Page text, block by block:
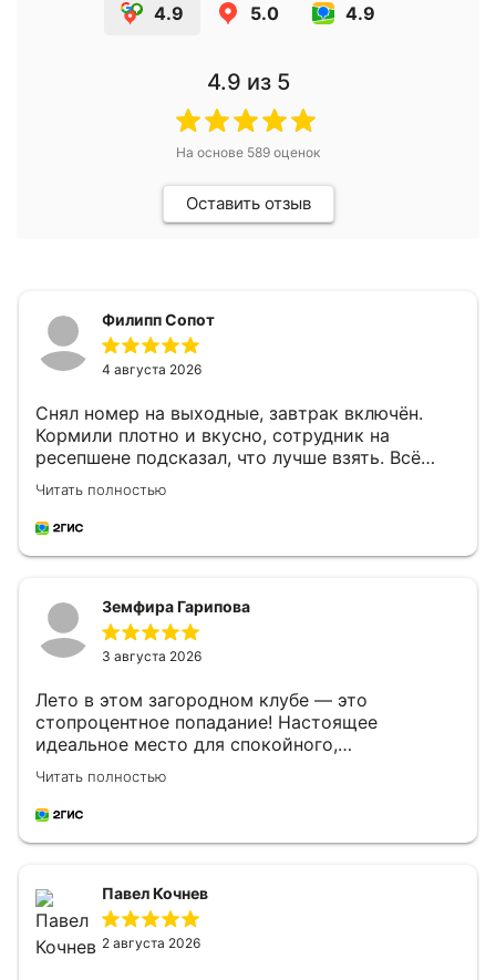
4.9 5.0 4.9
4.9 из 5
На основе 589 оценок
Оставить отзыв
Филипп Сопот
4 августа 2026
Снял номер на выходные, завтрак включён.
Кормили плотно и вкусно, сотрудник на
ресепшене подсказал, что лучше взять. Всё
прошло толково, без лишних вопросов.
Читать полностью
Земфира Гарипова
3 августа 2026
Лето в этом загородном клубе — это
стопроцентное попадание! Настоящее
идеальное место для спокойного,
размеренного отдыха, где по-настоящему
отдыхаешь и головой, и телом. Настоящая
радость для глаз и души!Территория
отметить сервис. Персонал очень отзывчивый,
внимательный и дружелюбный, любые вопросы
решаются моментально. Питание — просто
Читать полностью
Павел Кочнев
2 августа 2026